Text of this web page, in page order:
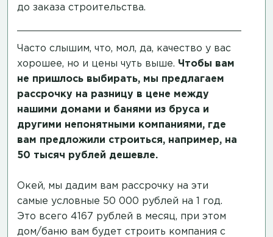
до заказа строительства.
Часто слышим, что, мол, да, качество у вас
хорошее, но и цены чуть выше. Чтобы вам
не пришлось выбирать, мы предлагаем
рассрочку на разницу в цене между
нашими домами и банями из бруса и
другими непонятными компаниями, где
вам предложили строиться, например, на
50 тысяч рублей дешевле.
Окей, мы дадим вам рассрочку на эти
самые условные 50 000 рублей на 1 год.
Это всего 4167 рублей в месяц, при этом
дом/баню вам будет строить компания с